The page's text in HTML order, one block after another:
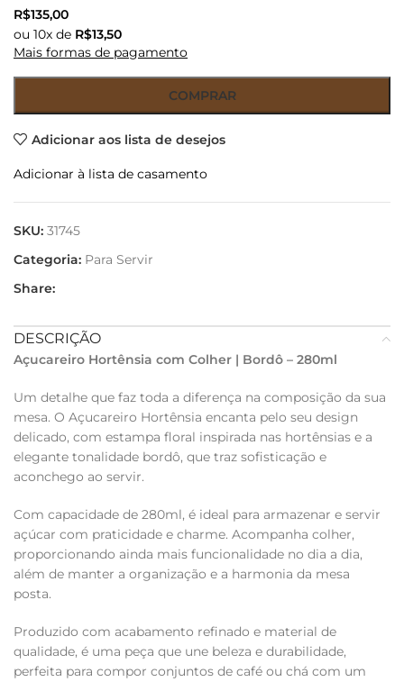
R$135,00
ou 10x de R$13,50
Mais formas de pagamento
COMPRAR
Adicionar aos lista de desejos
Adicionar à lista de casamento
SKU: 31745
Categoria: Para Servir
Share:
DESCRIÇÃO
Açucareiro Hortênsia com Colher | Bordô – 280ml
Um detalhe que faz toda a diferença na composição da sua
mesa. O Açucareiro Hortênsia encanta pelo seu design
delicado, com estampa floral inspirada nas hortênsias e a
elegante tonalidade bordô, que traz sofisticação e
aconchego ao servir.
Com capacidade de 280ml, é ideal para armazenar e servir
açúcar com praticidade e charme. Acompanha colher,
proporcionando ainda mais funcionalidade no dia a dia,
além de manter a organização e a harmonia da mesa
posta.
Produzido com acabamento refinado e material de
qualidade, é uma peça que une beleza e durabilidade,
perfeita para compor conjuntos de café ou chá com um